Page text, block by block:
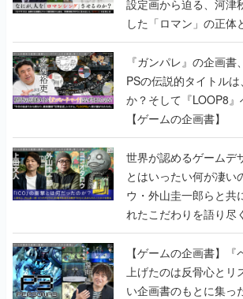
設定画から迫る、河津
した「ロマン」の正体
書】
『ガンパレ』の企画
PSの伝説的タイトル
か？そして『LOOP8
【ゲームの企画書】
世界が認めるゲームデ
とはいったい何が凄い
ウ・外山圭一郎らと共
れたこだわりを語り尽
画書】
【ゲームの企画書】
上げたのは反骨心と
い企画書のもとに集っ